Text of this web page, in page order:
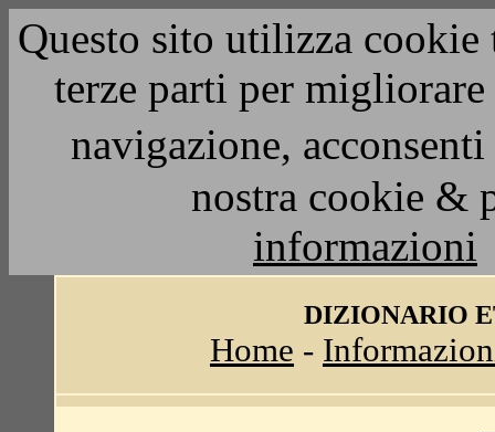
Questo sito utilizza
terze parti per
navigazione,
nostra cookie &
informazioni
DIZIONARIO
Home -